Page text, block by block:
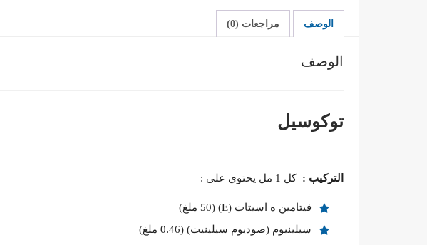
الوصف مراجعات (0)
الوصف
توكوسيل
التركيب :كل 1 مل يحتوي على :
فيتامين ه اسيتات (E) (50 ملغ)
سيلينيوم (صوديوم سيلينيت) (0.46 ملغ)